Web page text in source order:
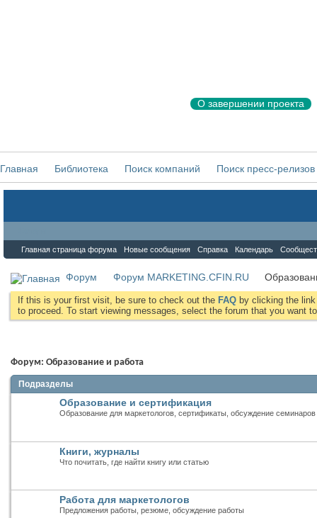
О завершении проекта
Главная Библиотека Поиск компаний Поиск пресс-релизов
Главная страница форума Новые сообщения Справка Календарь
Форум Форум MARKETING.CFIN.RU
If this is your first visit, be sure to check out the FAQ by clicking the
to proceed. To start viewing messages, select the forum that you want
Форум: Образование и работа
Подразделы
Образование и сертификация
Образование для маркетологов, сертификаты, обсуждение
Книги, журналы
Что почитать, где найти книгу или статью
Работа для маркетологов
Предложения работы, резюме, обсуждение работы